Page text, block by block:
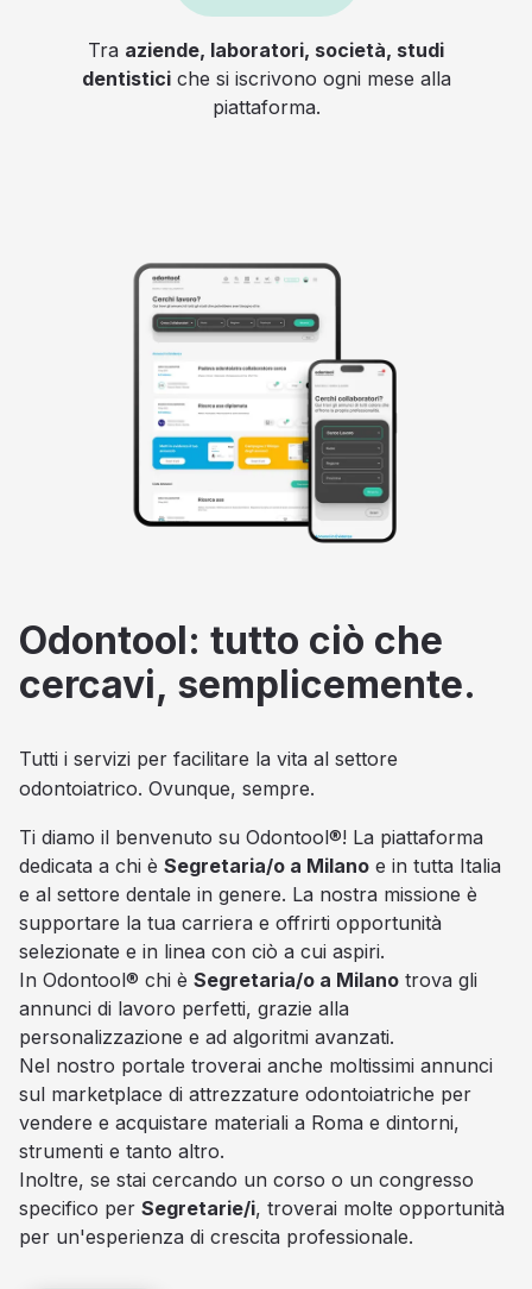
Tra aziende, laboratori, società, studi
dentisticiche si iscrivono ogni mese alla
piattaforma.
Odontool: tutto ciò che
cercavi, semplicemente.
Tutti i servizi per facilitare la vita al settore
odontoiatrico. Ovunque, sempre.
Ti diamo il benvenuto su Odontool®! La piattaforma
dedicata a chi è Segretaria/o a Milano e in tutta Italia
e al settore dentale in genere. La nostra missione è
supportare la tua carriera e offrirti opportunità
selezionate e in linea con ciò a cui aspiri.
In Odontool® chi è Segretaria/o a Milano trova gli
annunci di lavoro perfetti, grazie alla
personalizzazione e ad algoritmi avanzati.
Nel nostro portale troverai anche moltissimi annunci
sul marketplace di attrezzature odontoiatriche per
vendere e acquistare materiali a Roma e dintorni,
strumenti e tanto altro.
Inoltre, se stai cercando un corso o un congresso
specifico per Segretarie/i, troverai molte opportunità
per un'esperienza di crescita professionale.